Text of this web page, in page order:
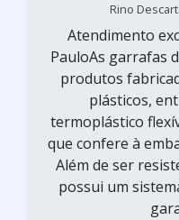
Rino
Atendimento
PauloAs garrafas
produtos
plásticos,
termoplástico
que confere à
Além de ser
possui um